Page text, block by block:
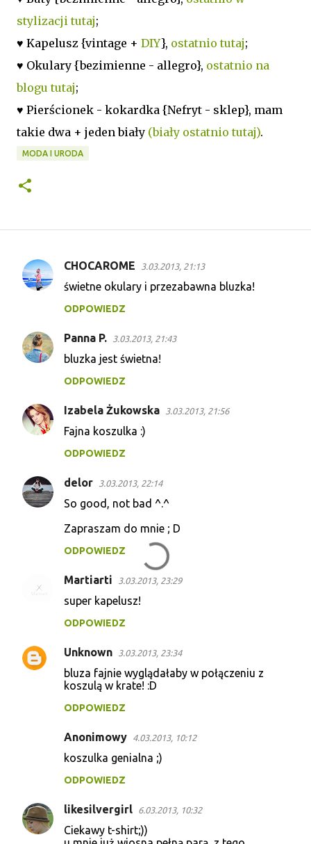
stylizacji tutaj;
♥ Kapelusz {vintage + DIY}, ostatnio tutaj;
♥ Okulary {bezimienne - allegro}, ostatnio na
blogu tutaj;
♥ Pierścionek - kokardka {Nefryt - sklep}, mam
takie dwa + jeden biały (biały ostatnio tutaj).
MODA I URODA
K
e
n
r
z
CHOCAROME 3.03.2013, 21:13
świetne okulary i przezabawna bluzka!
ODPOWIEDZ
Panna P. 3.03.2013, 21:43
bluzka jest świetna!
ODPOWIEDZ
Izabela Żukowska 3.03.2013, 21:56
Fajna koszulka :)
ODPOWIEDZ
delor 3.03.2013, 22:14
So good, not bad ^.^
Zapraszam do mnie ; D
ODPOWIEDZ
Martiarti 3.03.2013, 23:29
super kapelusz!
ODPOWIEDZ
Unknown 3.03.2013, 23:34
bluza fajnie wyglądałaby w połączeniu z
koszulą w krate! :D
ODPOWIEDZ
Anonimowy 4.03.2013, 10:12
koszulka genialna ;)
ODPOWIEDZ
likesilvergirl 6.03.2013, 10:32
Ciekawy t-shirt;))